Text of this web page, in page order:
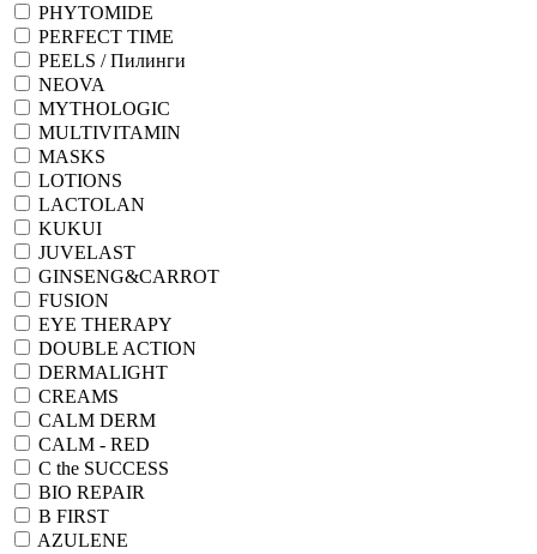
PHYTOMIDE
PERFECT TIME
PEELS / Пилинги
NEOVA
MYTHOLOGIC
MULTIVITAMIN
MASKS
LOTIONS
LACTOLAN
KUKUI
JUVELAST
GINSENG&CARROT
FUSION
EYE THERAPY
DOUBLE ACTION
DERMALIGHT
CREAMS
CALM DERM
CALM - RED
C the SUCCESS
BIO REPAIR
B FIRST
AZULENE